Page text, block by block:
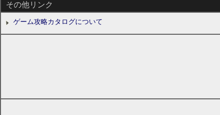
その他リンク
ゲーム攻略カタログについて